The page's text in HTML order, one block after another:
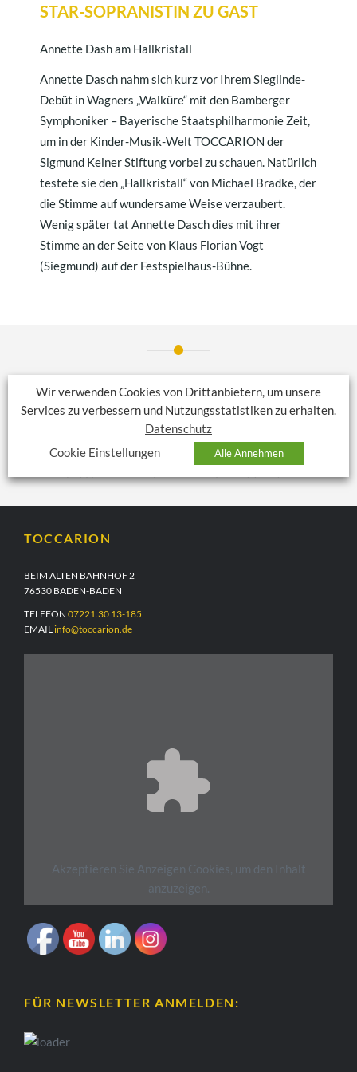
STAR-SOPRANISTIN ZU GAST
Annette Dash am Hallkristall
Annette Dasch nahm sich kurz vor Ihrem Sieglinde-
Debüt in Wagners „Walküre“ mit den Bamberger
Symphoniker – Bayerische Staatsphilharmonie Zeit,
um in der Kinder-Musik-Welt TOCCARION der
Sigmund Keiner Stiftung vorbei zu schauen. Natürlich
testete sie den „Hallkristall“ von Michael Bradke, der
die Stimme auf wundersame Weise verzaubert.
Wenig später tat Annette Dasch dies mit ihrer
Stimme an der Seite von Klaus Florian Vogt
(Siegmund) auf der Festspielhaus-Bühne.
VORHERIGER BEITRAG
KINDERBALLETT MIT PROFITÄNZERN
NÄCHSTER BEITRAG
TOCCARION
BEIM ALTEN BAHNHOF 2
76530 BADEN-BADEN
TELEFON 07221.30 13-185
EMAIL info@toccarion.de
Akzeptieren Sie Anzeigen Cookies, um den Inhalt
anzuzeigen.
FÜR NEWSLETTER ANMELDEN:
Wir verwenden Cookies von Drittanbietern, um unsere
Services zu verbessern und Nutzungsstatistiken zu erhalten.
Datenschutz
Cookie Einstellungen
Alle Annehmen